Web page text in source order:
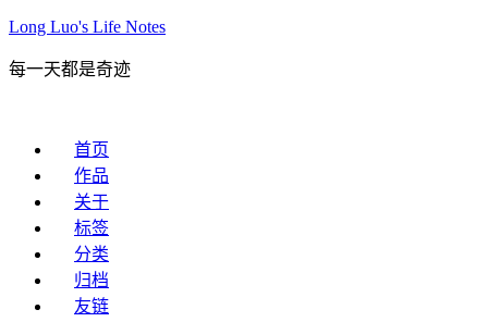
Long Luo's Life Notes
每一天都是奇迹
首页
作品
关于
标签
分类
归档
友链